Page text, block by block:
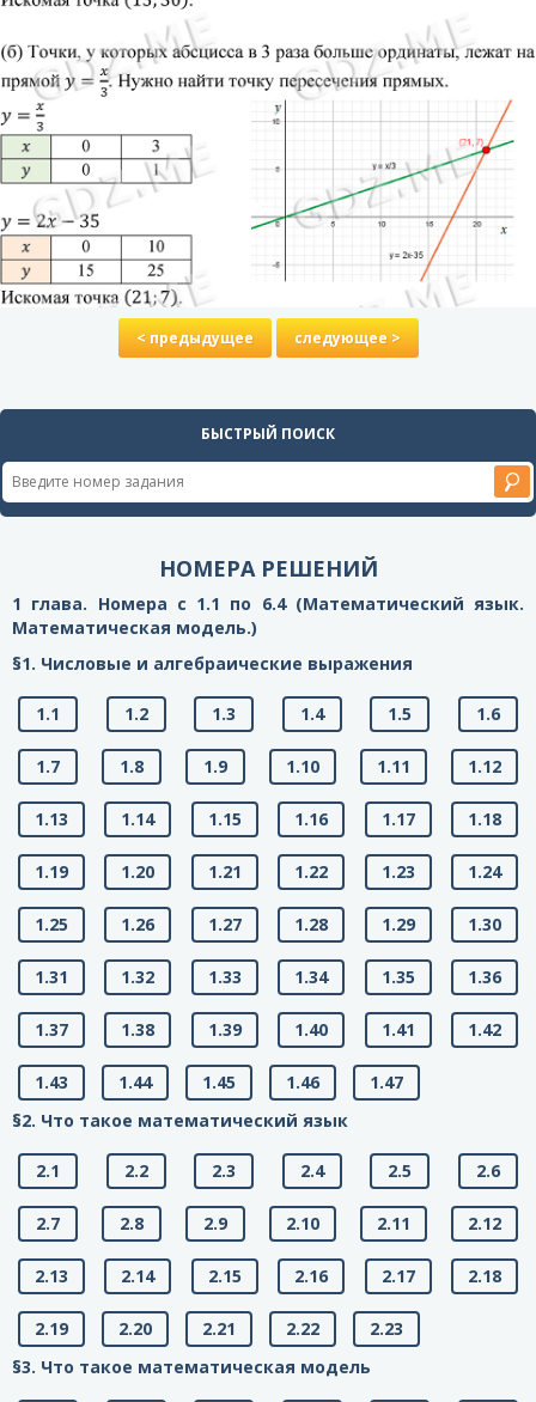
< предыдущее следующее >
БЫСТРЫЙ ПОИСК
НОМЕРА РЕШЕНИЙ
1 глава. Номера с 1.1 по 6.4 (Математический язык.
Математическая модель.)
§1. Числовые и алгебраические выражения
1.1 1.2 1.3 1.4 1.5 1.6
1.7 1.8 1.9 1.10 1.11 1.12
1.13 1.14 1.15 1.16 1.17 1.18
1.19 1.20 1.21 1.22 1.23 1.24
1.25 1.26 1.27 1.28 1.29 1.30
1.31 1.32 1.33 1.34 1.35 1.36
1.37 1.38 1.39 1.40 1.41 1.42
1.43 1.44 1.45 1.46
1.47
§2. Что такое математический язык
2.1 2.2 2.3 2.4 2.5 2.6
2.7 2.8 2.9 2.10 2.11 2.12
2.13 2.14 2.15 2.16 2.17 2.18
2.19 2.20 2.21 2.22
2.23
§3. Что такое математическая модель